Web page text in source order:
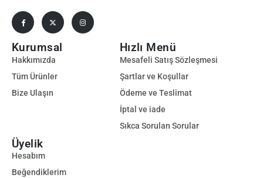
Kurumsal
Hakkımızda
Tüm Ürünler
Bize Ulaşın
Hızlı Menü
Mesafeli Satış Sözleşmesi
Şartlar ve Koşullar
Ödeme ve Teslimat
İptal ve iade
Sıkca Sorulan Sorular
Üyelik
Hesabım
Beğendiklerim